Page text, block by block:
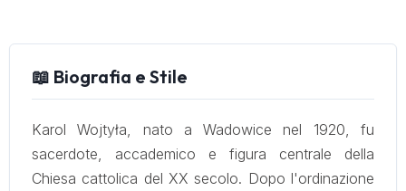
📖 Biografia e Stile
Karol Wojtyła, nato a Wadowice nel 1920, fu
sacerdote, accademico e figura centrale della
Chiesa cattolica del XX secolo. Dopo l'ordinazione